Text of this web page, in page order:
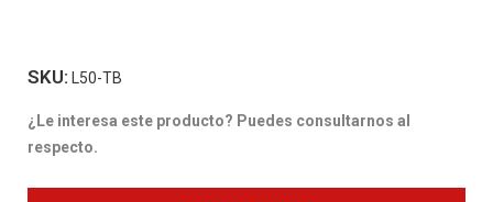
SKU: L50-TB
¿Le interesa este producto? Puedes consultarnos al
respecto.